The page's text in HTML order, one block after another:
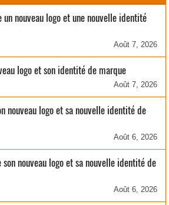
un nouveau logo et une nouvelle identité
Août 7, 2026
logo et son identité de marque
Août 7, 2026
nouveau logo et sa nouvelle identité de
Août 6, 2026
nouveau logo et sa nouvelle identité de
Août 6, 2026